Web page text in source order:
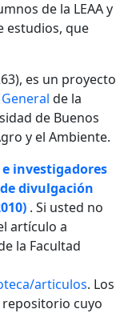
de la LEAA y
estudios, que
es un proyecto
de la
de Buenos
y el Ambiente.
investigadores
divulgación
. Si usted no
artículo a
la Facultad
articulos. Los
cuyo